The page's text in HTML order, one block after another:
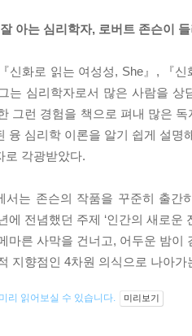
아는 심리학자, 로버트 존슨이
신화로 읽는 여성성, She』, 『
는 심리학자로서 많은 사람을
그런 경험을 책으로 펴내 많은
융 심리학 이론을 알기 쉽게 설
로 각광받았다.
서는 존슨의 작품을 꾸준히 출간
에 전념했던 주제 ‘인간의 새로
마른 사막을 건너고, 어두운 밤
지향점인 4차원 의식으로 나아
리 읽어보실 수 있습니다. 미리보기